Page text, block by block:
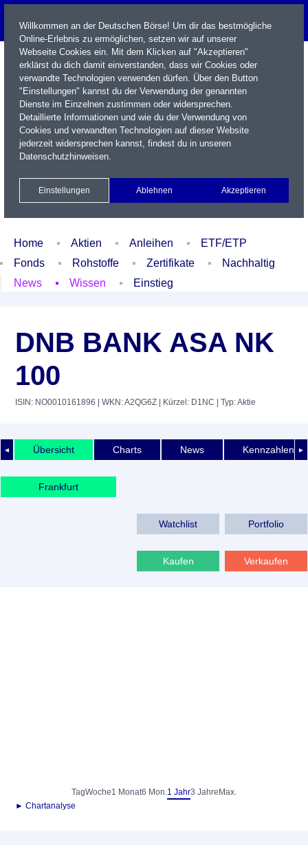
Name / WKN / ISIN / Kürzel
Xetra Realtime
Watchlist Portfolio Login
Home Aktien Anleihen
ETF/ETP
Fonds
Rohstoffe Zertifikate
Nachhaltig
News
Wissen Einstieg
DNB BANK ASA NK
100
ISIN: NO0010161896 | WKN: A2QG6Z | Kürzel: D1NC | Typ: Aktie
◄ ►
Übersicht Charts News Kennzahlen
Frankfurt
Watchlist Portfolio
Kaufen Verkaufen
TagWoche1 Monat6 Mon.1 Jahr3 Jahre Max.
► Chartanalyse
Willkommen an der Deutschen Börse! Um dir das bestmögliche
Online-Erlebnis zu ermöglichen, setzen wir auf unserer
Webseite Cookies ein. Mit dem Klicken auf "Akzeptieren"
erklärst du dich damit einverstanden, dass wir Cookies oder
verwandte Technologien verwenden dürfen. Über den Button
"Einstellungen" kannst du der Verwendung der genannten
Dienste im Einzelnen zustimmen oder widersprechen.
Detaillierte Informationen und wie du der Verwendung von
Cookies und verwandten Technologien auf dieser Website
jederzeit widersprechen kannst, findest du in unseren
Datenschutzhinweisen.
Einstellungen Ablehnen Akzeptieren